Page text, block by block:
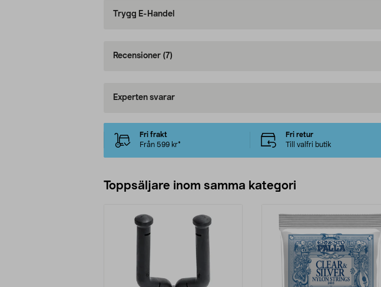
Trygg E-Handel
Recensioner (7)
Experten svarar
Fri frakt
Från 599 kr*
Fri retur
Till valfri butik
Toppsäljare inom samma kategori